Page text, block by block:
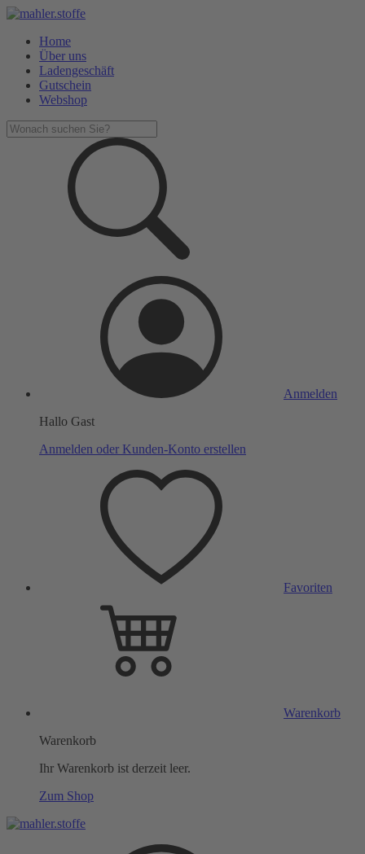
Home
Über uns
Ladengeschäft
Gutschein
Webshop
Anmelden
Hallo Gast
Anmelden oder Kunden-Konto erstellen
Favoriten
Warenkorb
Warenkorb
Ihr Warenkorb ist derzeit leer.
Zum Shop